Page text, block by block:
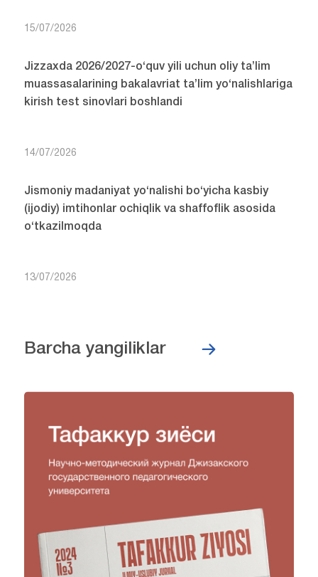
15/07/2026
Jizzaxda 2026/2027-o‘quv yili uchun oliy ta’lim
muassasalarining bakalavriat ta’lim yo‘nalishlariga
kirish test sinovlari boshlandi
14/07/2026
Jismoniy madaniyat yo‘nalishi bo‘yicha kasbiy
(ijodiy) imtihonlar ochiqlik va shaffoflik asosida
o‘tkazilmoqda
13/07/2026
Barcha yangiliklar